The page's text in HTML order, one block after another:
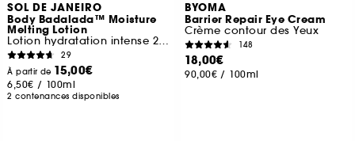
SOL DE JANEIRO
Body Badalada™ Moisture
Melting Lotion
Lotion hydratation intense 24h
29
À partir de 15,00€
6,50€ / 100ml
2 contenances disponibles
BYOMA
Barrier Repair Eye Cream
Crème contour des Yeux
148
18,00€
90,00€ / 100ml